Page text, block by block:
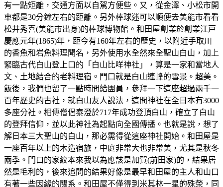
有一點矩離，交通方面以自駕方便些。又，從金澤、小松市開
車都是30分鐘左右的距離。另外棒球迷可以順便去美能市看看
松井秀喜(美能市出身)的棒球博物館。和田屋創業於創業江戸
慶應元年(1865)年，距今有160年左右的歷史，以附近手取川
的香魚和岩魚料理聞名，另外使用水全然來全聖山白山，加上
緊臨古代白山登上口的「白山比咩神社」，算是一家和當地人
文、土地結合的老料理宿。門口就是白山連峰的雪景。超美。
飯後，我們也留了一點時間給團員，參拜一下這座超過兩千一
百年歷史的古社，就白山友人說法，這間神社在全日本有3000
多座分社。相傳僧侶泰澄於717年成功登頂白山，確立了白山
的登拜信仰，並以此神社為起點向全國傳播。也就是說，想了
解日本三大聖山的白山，那必需得從這座神社開始。和田屋是
一座百年以上的木造宿旅，中庭非常大也非常美，尤其是秋冬
兩季。門口的家紋本來我以為應該是加賀(前田家)的，結果居
然是毛利的，後來追問的結果好像是最早和田屋的主人和山口
有著一些因緣的關系。和田屋不僅得到米其林一星的殊榮，同